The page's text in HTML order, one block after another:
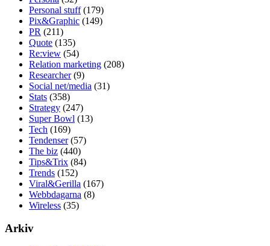
Personal stuff(179)
Pix&Graphic (149)
PR (211)
Quote (135)
Re:view (54)
Relation marketing (208)
Researcher(9)
Social net/media (31)
Stats (358)
Strategy (247)
Super Bowl (13)
Tech (169)
Tendenser(57)
The biz (440)
Tips&Trix (84)
Trends (152)
Viral&Gerilla (167)
Webbdagarna (8)
Wireless (35)
Arkiv